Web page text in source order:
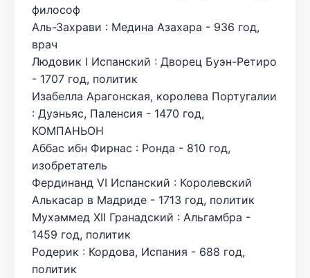
философ
Аль-Захрави : Медина Азахара - 936 год,
врач
Людовик I Испанский : Дворец Буэн-Ретиро
- 1707 год, политик
Изабелла Арагонская, королева Португалии
: Дуэньяс, Паленсия - 1470 год,
КОМПАНЬОН
Аббас ибн Фирнас : Ронда - 810 год,
изобретатель
Фердинанд VI Испанский : Королевский
Алькасар в Мадриде - 1713 год, политик
Мухаммед XII Гранадский : Альгамбра -
1459 год, политик
Родерик : Кордова, Испания - 688 год,
политик